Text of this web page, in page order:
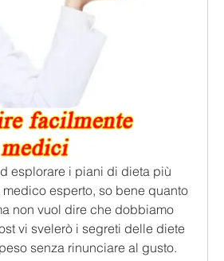
esplorare i piani di dieta più
esperto, so bene quanto
non vuol dire che dobbiamo
vi svelerò i segreti delle diete
senza rinunciare al gusto.